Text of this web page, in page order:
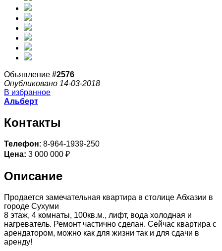
Объявление #2576
Опубликовано 14-03-2018
В избранное
Альберт
Контакты
Телефон: 8-964-1939-250
Цена: 3 000 000 ₽
Описание
Продается замечательная квартира в столице Абхазии в
городе Сухуми
8 этаж, 4 комнаты, 100кв.м., лифт, вода холодная и
нагреватель. Ремонт частично сделан. Сейчас квартира с
арендатором, можно как для жизни так и для сдачи в
аренду!